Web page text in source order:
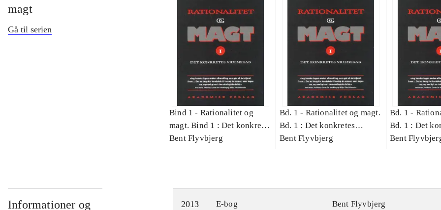
magt
Gå til serien
Bind 1 - Rationalitet og
magt. Bind 1 : Det konkretes
videnskab
Bent Flyvbjerg
Bd. 1 - Rationalitet og magt.
Bd. 1 : Det konkretes
videnskab
Bent Flyvbjerg
Bd. 1 -
Bd. 1 : Det
videnskab
Bent
Informationer og
2013 E-bog Bent Flyvbjerg